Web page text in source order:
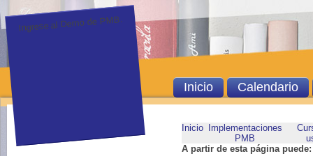
Inicio
Implementaciones
PMB
A partir de esta página puede:
Ingrese al Demo de PMB.
Inicio Calendario